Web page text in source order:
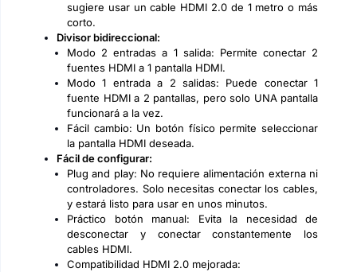
sugiere usar un cable HDMI 2.0 de 1 metro o más
corto.
Divisor bidireccional:
Modo 2 entradas a 1 salida: Permite conectar 2
fuentes HDMI a 1 pantalla HDMI.
Modo 1 entrada a 2 salidas: Puede conectar 1
fuente HDMI a 2 pantallas, pero solo UNA pantalla
funcionará a la vez.
Fácil cambio: Un botón físico permite seleccionar
la pantalla HDMI deseada.
Fácil de configurar:
Plug and play: No requiere alimentación externa ni
controladores. Solo necesitas conectar los cables,
y estará listo para usar en unos minutos.
Práctico botón manual: Evita la necesidad de
desconectar y conectar constantemente los
cables HDMI.
Compatibilidad HDMI 2.0 mejorada: